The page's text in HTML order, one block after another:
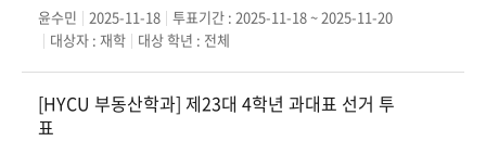
윤수민 2025-11-18 투표기간 : 2025-11-18 ~ 2025-11-20
대상자 : 재학
대상 학년 : 전체
[HYCU 부동산학과] 제23대 4학년 과대표 선거 투
표